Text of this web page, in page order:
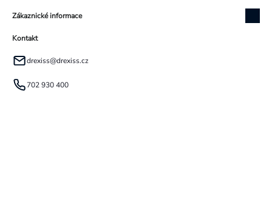
Zákaznické informace
Kontakt
drexiss@drexiss.cz
702 930 400